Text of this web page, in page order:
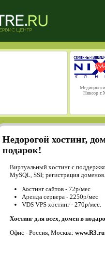
Никсор
Недорогой хостинг,
подарок!
Виртуальный хостинг с
MySQL, SSI; регистрация доменов.
Хостинг сайтов - 72р/мес
Аренда сервера - 2250р/мес
VDS VPS хостинг - 270р/мес.
Хостинг для всех, домен в
Офис - Россия, Москва: www.R3.ru